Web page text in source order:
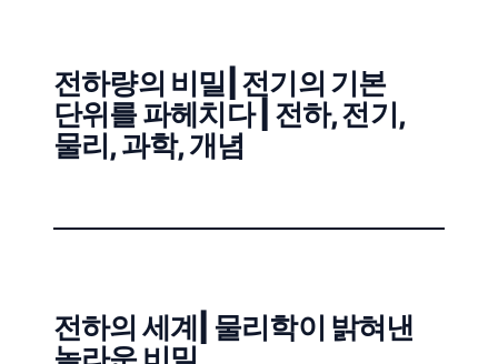
전하량의 비밀| 전기의 기본
단위를 파헤치다 | 전하, 전기,
물리, 과학, 개념
전하의 세계| 물리학이 밝혀낸